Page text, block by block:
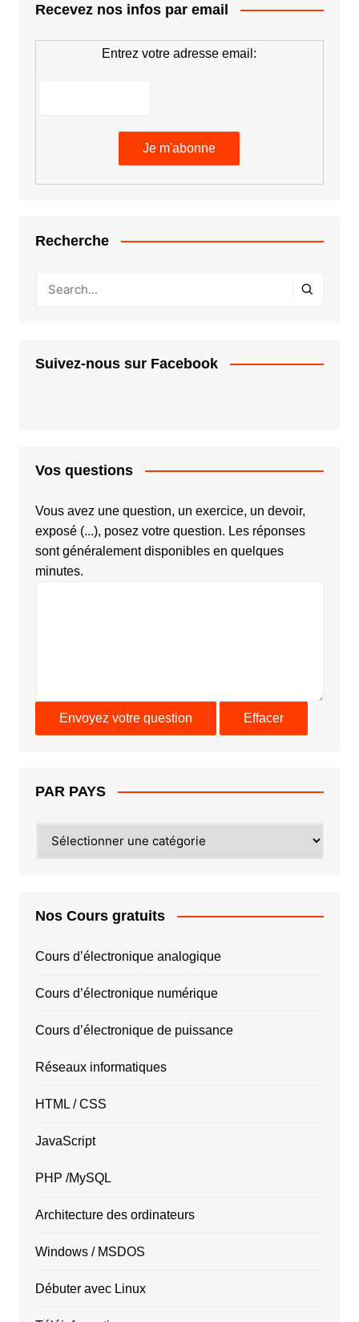
Recevez nos infos par email
Entrez votre adresse email:
Recherche
Suivez-nous sur Facebook
Vos questions
Vous avez une question, un exercice, un devoir,
exposé (...), posez votre question. Les réponses
sont généralement disponibles en quelques
minutes.
PAR PAYS
PAYS
Nos Cours gratuits
Cours d’électronique analogique
Cours d’électronique numérique
Cours d’électronique de puissance
Réseaux informatiques
HTML / CSS
JavaScript
PHP /MySQL
Architecture des ordinateurs
Windows / MSDOS
Débuter avec Linux